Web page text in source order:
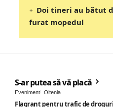
Doi tineri au bătut
furat mopedul
S-ar putea să vă placă
Eveniment Oltenia
Flagrant pentru trafic de